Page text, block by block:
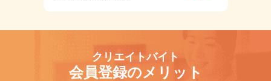
クリエイトバイト
会員登録のメリット